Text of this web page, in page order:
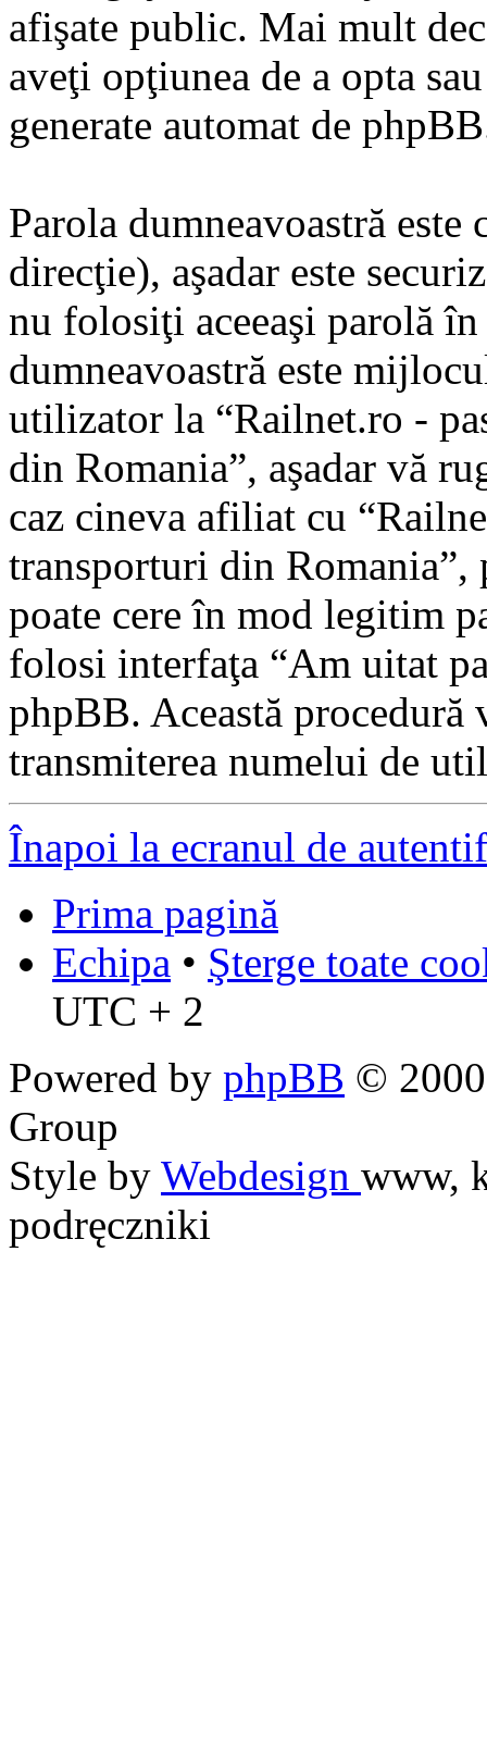
afişate public. Mai mult
aveţi opţiunea de a opta
generate automat de
Parola dumneavoastră
direcţie), aşadar este
nu folosiţi aceeaşi parolă
dumneavoastră este
utilizator la “Railnet.ro -
din Romania”, aşadar vă
caz cineva afiliat cu
transporturi din Romania”,
poate cere în mod legitim
folosi interfaţa “Am uitat
phpBB. Această procedură
transmiterea numelui de
Înapoi la ecranul de
Prima pagină
Echipa • Şterge toate
UTC + 2
Powered by phpBB ©
Group
Style by Webdesign www,
podręczniki